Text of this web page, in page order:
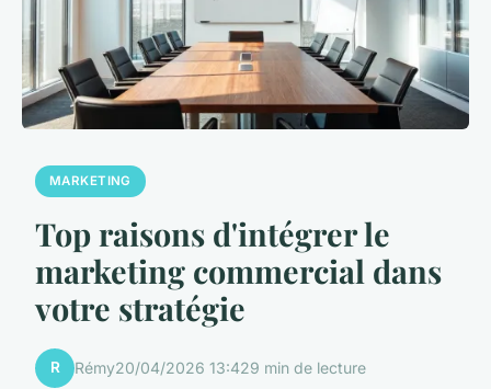
MARKETING
Top raisons d'intégrer le
marketing commercial dans
votre stratégie
R Rémy20/04/2026 13:429 min de lecture